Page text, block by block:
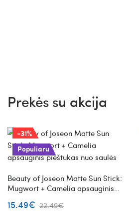
Prekės su akcija
-31%
Populiaru
Beauty of Joseon Matte Sun Stick:
Mugwort + Camelia apsauginis
15.49€ 22.49€